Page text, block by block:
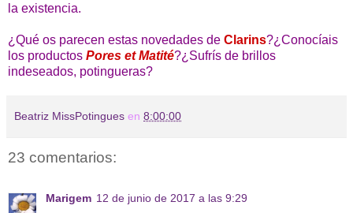
la existencia.
¿Qué os parecen estas novedades de Clarins?¿Conocíais
los productos Pores et Matité?¿Sufrís de brillos
indeseados, potingueras?
Beatriz MissPotingues en 8:00:00
23 comentarios:
Marigem 12 de junio de 2017 a las 9:29